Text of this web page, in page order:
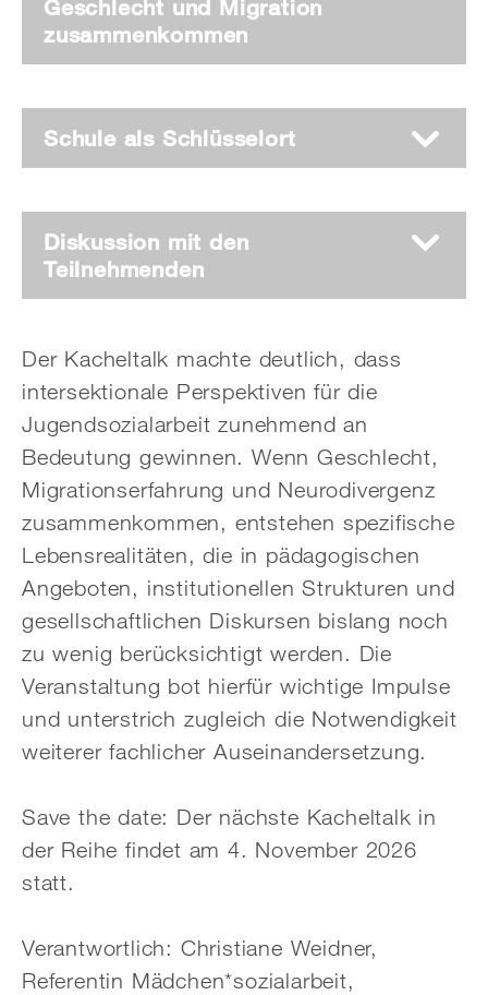
Geschlecht und Migration
zusammenkommen
Schule als Schlüsselort
Diskussion mit den
Teilnehmenden
Der Kacheltalk machte deutlich, dass
intersektionale Perspektiven für die
Jugendsozialarbeit zunehmend an
Bedeutung gewinnen. Wenn Geschlecht,
Migrationserfahrung und Neurodivergenz
zusammenkommen, entstehen spezifische
Lebensrealitäten, die in pädagogischen
Angeboten, institutionellen Strukturen und
gesellschaftlichen Diskursen bislang noch
zu wenig berücksichtigt werden. Die
Veranstaltung bot hierfür wichtige Impulse
und unterstrich zugleich die Notwendigkeit
weiterer fachlicher Auseinandersetzung.
Save the date: Der nächste Kacheltalk in
der Reihe findet am 4. November 2026
statt.
Verantwortlich: Christiane Weidner,
Referentin Mädchen*sozialarbeit,